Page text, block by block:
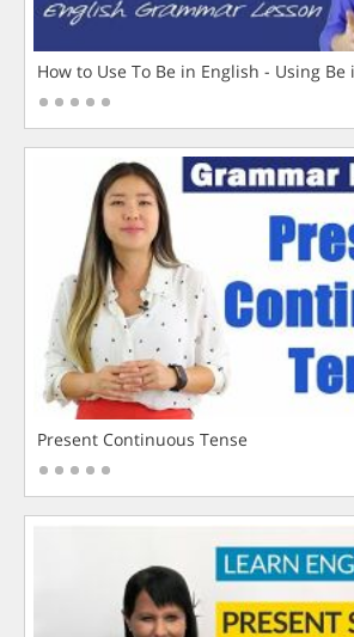
How to Use To Be in English - Using
Present Continuous Tense